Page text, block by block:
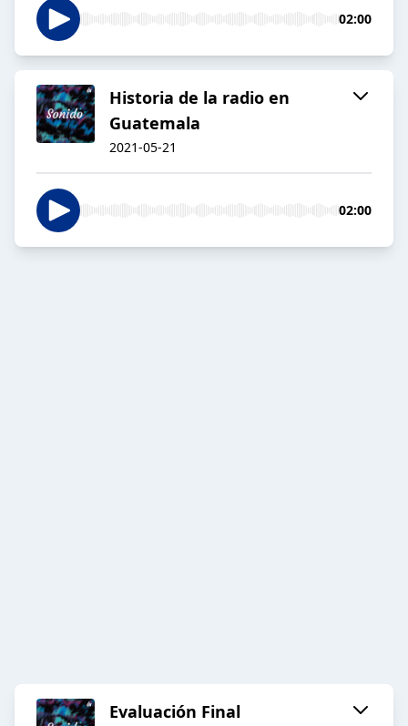
02:00
Historia de la radio en
Guatemala
2021-05-21
02:00
Evaluación Final